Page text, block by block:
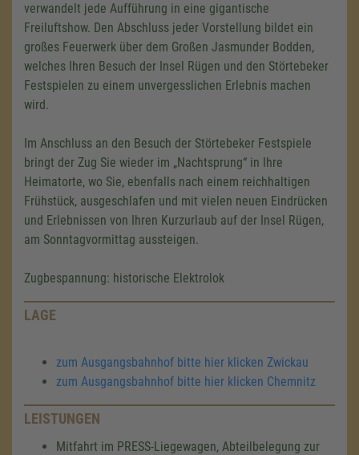
verwandelt jede Aufführung in eine gigantische
Freiluftshow. Den Abschluss jeder Vorstellung bildet ein
großes Feuerwerk über dem Großen Jasmunder Bodden,
welches Ihren Besuch der Insel Rügen und den Störtebeker
Festspielen zu einem unvergesslichen Erlebnis machen
wird.
Im Anschluss an den Besuch der Störtebeker Festspiele
bringt der Zug Sie wieder im „Nachtsprung“ in Ihre
Heimatorte, wo Sie, ebenfalls nach einem reichhaltigen
Frühstück, ausgeschlafen und mit vielen neuen Eindrücken
und Erlebnissen von Ihren Kurzurlaub auf der Insel Rügen,
am Sonntagvormittag aussteigen.
Zugbespannung: historische Elektrolok
LAGE
zum Ausgangsbahnhof bitte hier klicken Zwickau
zum Ausgangsbahnhof bitte hier klicken Chemnitz
LEISTUNGEN
Mitfahrt im PRESS-Liegewagen, Abteilbelegung zur